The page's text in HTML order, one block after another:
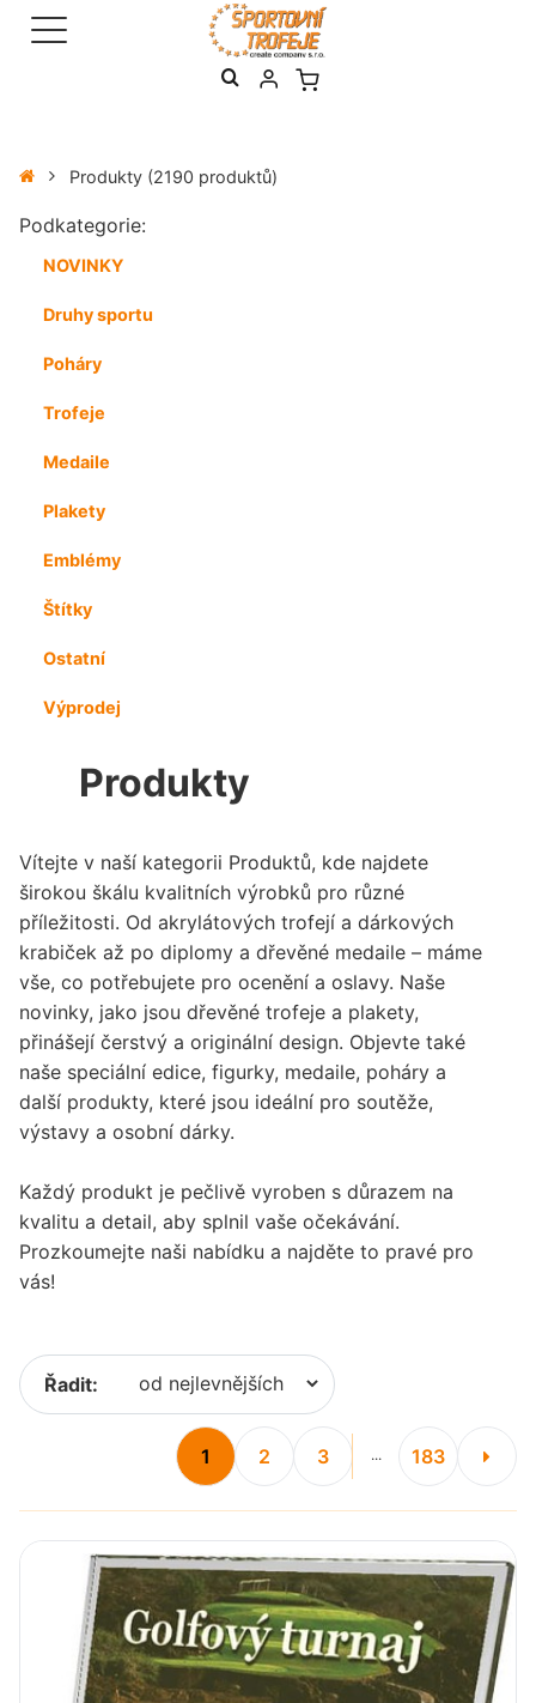
Produkty (2190 produktů)
Podkategorie:
NOVINKY
Druhy sportu
Poháry
Trofeje
Medaile
Plakety
Emblémy
Štítky
Ostatní
Výprodej
Produkty
Vítejte v naší kategorii Produktů, kde najdete
širokou škálu kvalitních výrobků pro různé
příležitosti. Od akrylátových trofejí a dárkových
krabiček až po diplomy a dřevěné medaile – máme
vše, co potřebujete pro ocenění a oslavy. Naše
novinky, jako jsou dřevěné trofeje a plakety,
přinášejí čerstvý a originální design. Objevte také
naše speciální edice, figurky, medaile, poháry a
další produkty, které jsou ideální pro soutěže,
výstavy a osobní dárky.
Každý produkt je pečlivě vyroben s důrazem na
kvalitu a detail, aby splnil vaše očekávání.
Prozkoumejte naši nabídku a najděte to pravé pro
vás!
Řadit:
1 2 3 ... 183